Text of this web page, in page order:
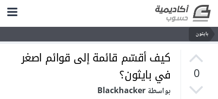
بايثون
0
كيف أقسّم قائمة إلى قوائم اصغر
في بايثون؟
بواسطة Blackhacker